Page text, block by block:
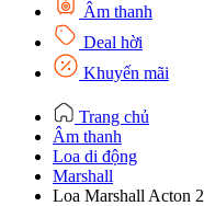
Âm thanh
Deal hời
Khuyến mãi
Trang chủ
Âm thanh
Loa di động
Marshall
Loa Marshall Acton 2